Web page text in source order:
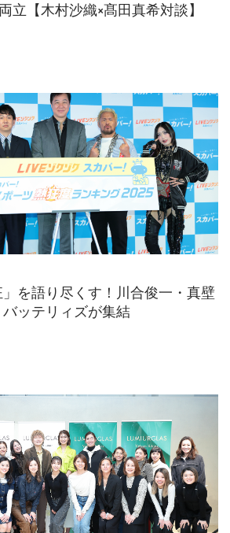
立【木村沙織×髙田真希対談】
」を語り尽くす！川合俊一・真壁
ッテリィズが集結